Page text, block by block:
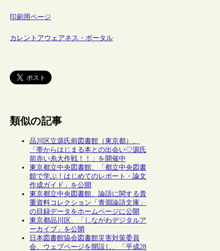
印刷用ページ
カレントアウェアネス・ポータル
類似の記事
品川区立源氏前図書館（東京都）、
「帯からはじまる本との出会い♡源氏
前赤い糸大作戦！！」を開催中
東京都立中央図書館、「都立中央図書
館で学ぶ！はじめてのレポート・論文
作成ガイド」を公開
東京都立中央図書館、論語に関する貴
重資料コレクション「青淵論語文庫」
の目録データをホームページに公開
東京都品川区、「しながわデジタルア
ーカイブ」を公開
日本図書館協会図書館災害対策委員
会、ウェブページを開設し、「平成28